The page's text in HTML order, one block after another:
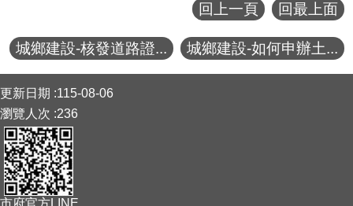
回上一頁 回最上面
城鄉建設-核發道路證... 城鄉建設-如何申辦土...
更新日期
115-08-06
瀏覽人次 236
市府官方LINE